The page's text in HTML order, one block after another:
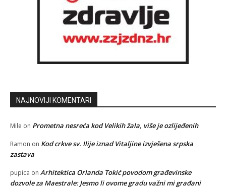
NAJNOVIJI KOMENTARI
Mile on Prometna nesreća kod Velikih žala, više je ozlijeđenih
Ramon on Kod crkve sv. Ilije iznad Vitaljine izvješena srpska
zastava
pupica on Arhitektica Orlanda Tokić povodom građevinske
dozvole za Maestrale: Jesmo li ovome gradu važni mi građani